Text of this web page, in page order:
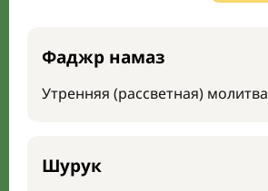
Фаджр намаз
Утренняя (рассветная) молитва
Шурук